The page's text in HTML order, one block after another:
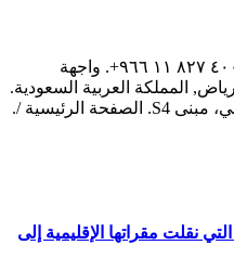
عنوانك: واجهة الأعمال - الرياض. ٤٠٠٠ ٨٢٧ ١١ ٩٦٦+. واجهة
المملكة العربية السعودية.
الطابق الأرضي، الطابق الأول و الثاني، مبنى S4. الصفحة الرئيسية /.
تعرف على الشركات العالمية الـ44 التي نقلت مقراتها الإقليمية إلى